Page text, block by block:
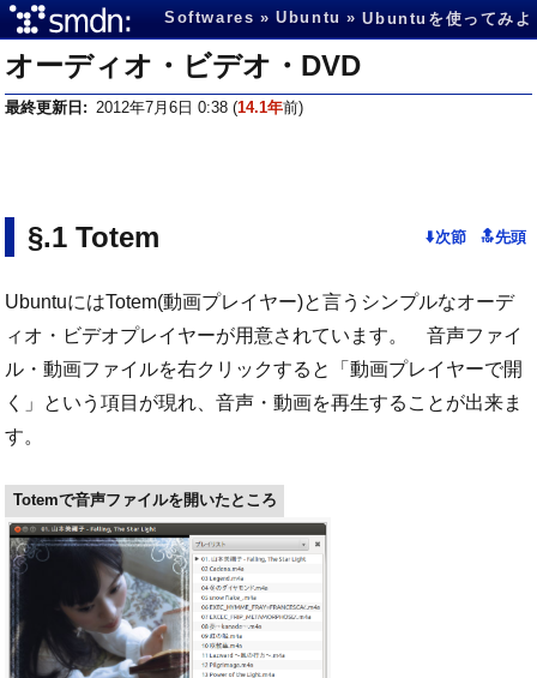
Softwares Ubuntu Ubuntuを使ってみよ
オーディオ・ビデオ・DVD
最終更新日 2012年7月6日 0:38 (14.1年前)
Totem
UbuntuにはTotem(動画プレイヤー)と言うシンプルなオーデ
ィオ・ビデオプレイヤーが用意されています。 音声ファイ
ル・動画ファイルを右クリックすると「動画プレイヤーで開
く」という項目が現れ、音声・動画を再生することが出来ま
す。
Totemで音声ファイルを開いたところ